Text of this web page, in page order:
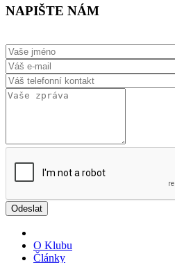
NAPIŠTE NÁM
O Klubu
Články